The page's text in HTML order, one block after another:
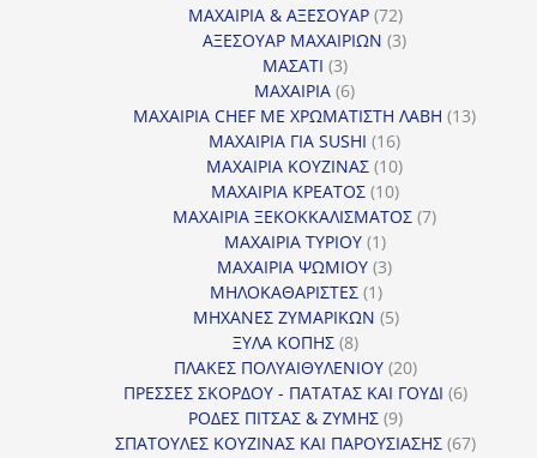
προϊόντα
ΜΑΧΑΙΡΙΑ & ΑΞΕΣΟΥΑΡ 7272
προϊόντα
ΑΞΕΣΟΥΑΡ ΜΑΧΑΙΡΙΩΝ 33
ΜΑΣΑΤΙ 33
προϊόντα
ΜΑΧΑΙΡΙΑ 66
προϊόντα
ΜΑΧΑΙΡΙΑ CHEF ΜΕ ΧΡΩΜΑΤΙΣΤΗ ΛΑΒΗ 1313
ΜΑΧΑΙΡΙΑ ΓΙΑ SUSHI 1616
προϊόντα
ΜΑΧΑΙΡΙΑ ΚΟΥΖΙΝΑΣ 1010
προϊόντα
ΜΑΧΑΙΡΙΑ ΚΡΕΑΤΟΣ 1010
προϊόντα
ΜΑΧΑΙΡΙΑ ΞΕΚΟΚΚΑΛΙΣΜΑΤΟΣ 77
ΜΑΧΑΙΡΙΑ ΤΥΡΙΟΥ 11
προϊόν
ΜΑΧΑΙΡΙΑ ΨΩΜΙΟΥ 33
ΜΗΛΟΚΑΘΑΡΙΣΤΕΣ 11
προϊόν
ΜΗΧΑΝΕΣ ΖΥΜΑΡΙΚΩΝ 55
ΞΥΛΑ ΚΟΠΗΣ 88
προϊόντα
ΠΛΑΚΕΣ ΠΟΛΥΑΙΘΥΛΕΝΙΟΥ 2020
προϊόντα
ΠΡΕΣΣΕΣ ΣΚΟΡΔΟΥ - ΠΑΤΑΤΑΣ ΚΑΙ ΓΟΥΔΙ 66
ΡΟΔΕΣ ΠΙΤΣΑΣ & ΖΥΜΗΣ 99
προϊόντα
ΣΠΑΤΟΥΛΕΣ ΚΟΥΖΙΝΑΣ ΚΑΙ ΠΑΡΟΥΣΙΑΣΗΣ 6767